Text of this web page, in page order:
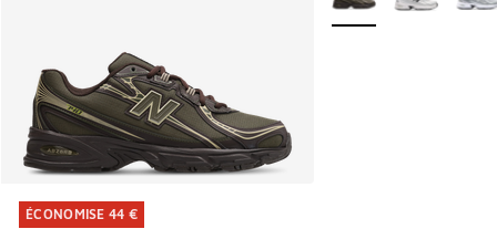
ÉCONOMISE 44 €
ÉCONOMISE 44 €